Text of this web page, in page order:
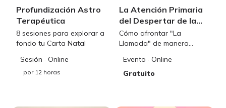
Profundización Astro
Terapéutica
8 sesiones para explorar a
fondo tu Carta Natal
Sesión · Online
por 12 horas
La Atención Primaria
del Despertar de la
Consciencia
Cómo afrontar "La
Llamada" de manera
espiritual
Evento · Online
Gratuito